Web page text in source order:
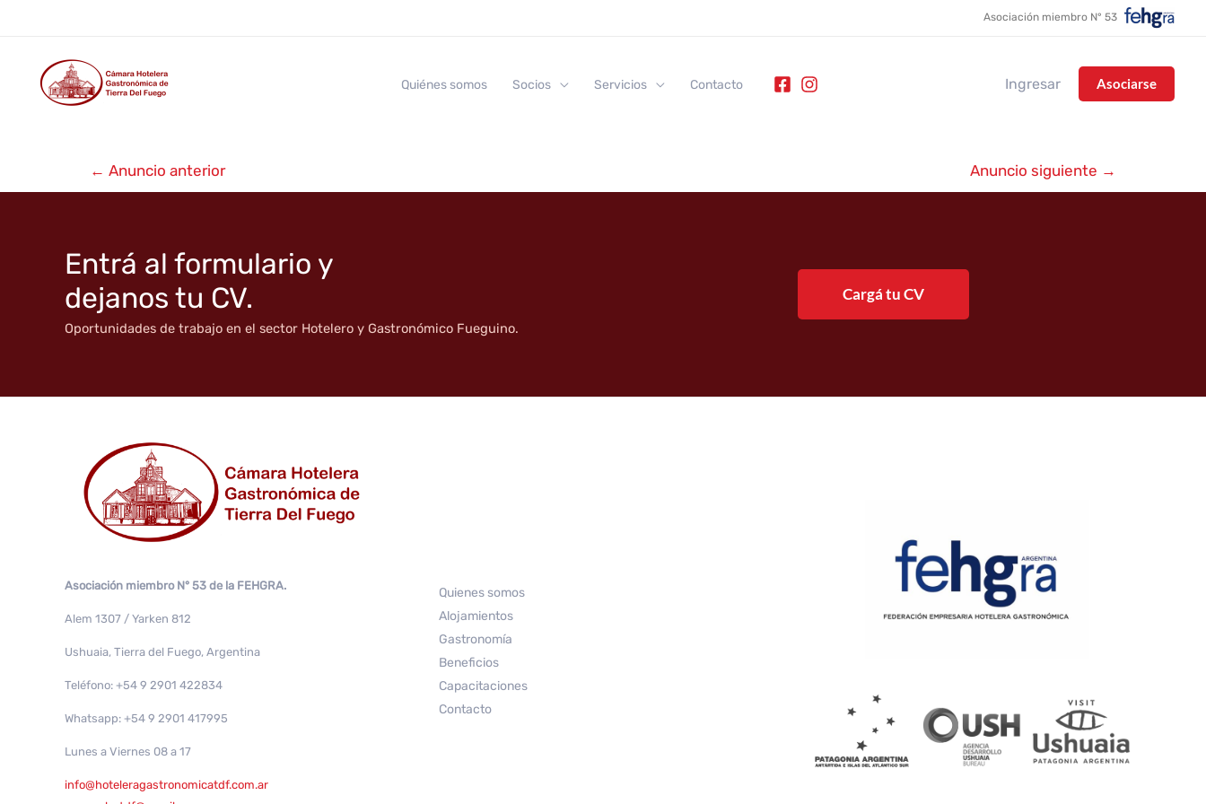
contenido
Asociación miembro N° 53
Quiénes somos Socios Servicios Contacto Ingresar Asociarse
Navegación
de
← Anuncio anterior Anuncio siguiente →
Entrá al formulario y
dejanos tu CV.
Oportunidades de trabajo en el sector Hotelero y Gastronómico Fueguino.
Cargá tu CV
Asociación miembro N° 53 de la FEHGRA.
Alem 1307 / Yarken 812
Ushuaia, Tierra del Fuego, Argentina
Teléfono: +54 9 2901 422834
Whatsapp: +54 9 2901 417995
Lunes a Viernes 08 a 17
info@hoteleragastronomicatdf.com.ar
Quienes somos
Alojamientos
Gastronomía
Beneficios
Capacitaciones
Contacto